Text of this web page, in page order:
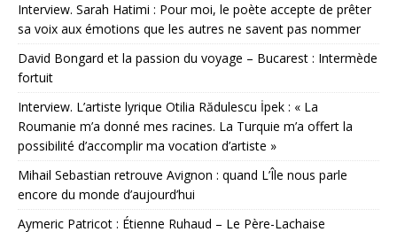
Interview. Sarah Hatimi : Pour moi, le poète accepte de prêter
sa voix aux émotions que les autres ne savent pas nommer
David Bongard et la passion du voyage – Bucarest : Intermède
fortuit
Interview. L’artiste lyrique Otilia Rădulescu İpek : « La
Roumanie m’a donné mes racines. La Turquie m’a offert la
possibilité d’accomplir ma vocation d’artiste »
Mihail Sebastian retrouve Avignon : quand L’Île nous parle
encore du monde d’aujourd’hui
Aymeric Patricot : Étienne Ruhaud – Le Père-Lachaise